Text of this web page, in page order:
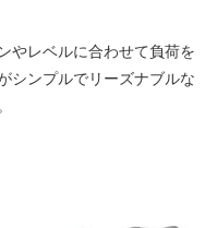
やレベルに合わせて負荷を
シンプルでリーズナブルな